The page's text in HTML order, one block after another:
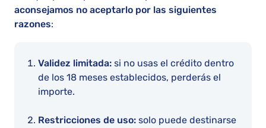
aconsejamos no aceptarlo por las siguientes
razones:
Validez limitada: si no usas el crédito dentro
de los 18 meses establecidos, perderás el
importe.
Restricciones de uso: solo puede destinarse